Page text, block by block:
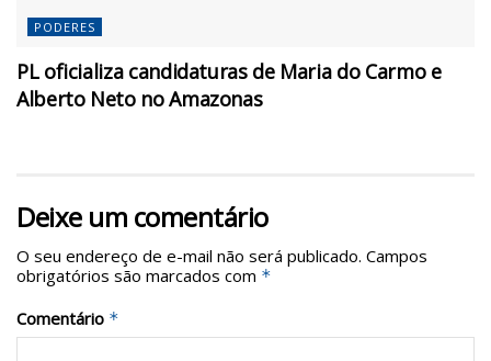
PODERES
PL oficializa candidaturas de Maria do Carmo e
Alberto Neto no Amazonas
Deixe um comentário
O seu endereço de e-mail não será publicado. Campos
obrigatórios são marcados com *
Comentário *